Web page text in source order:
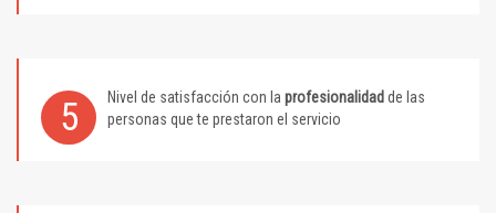
5 Nivel de satisfacción con la profesionalidad de las
personas que te prestaron el servicio